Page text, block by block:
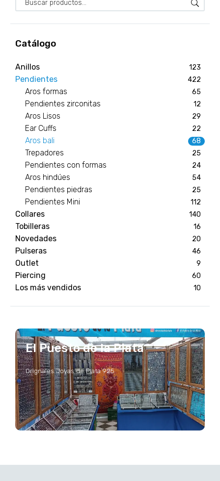
Catálogo
Anillos 123
Pendientes 422
Aros formas 65
Pendientes zirconitas 12
Aros Lisos 29
Ear Cuffs 22
Aros bali 68
Trepadores 25
Pendientes con formas 24
Aros hindúes 54
Pendientes piedras 25
Pendientes Mini 112
Collares 140
Tobilleras 16
Novedades 20
Pulseras 46
Outlet 9
Piercing 60
Los más vendidos 10
El Puesto de la Plata
Orignales Joyas de Plata 925